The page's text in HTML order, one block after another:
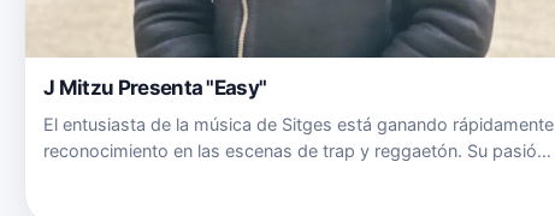
J Mitzu Presenta "Easy"
El entusiasta de la música de Sitges está ganando rápidamente
reconocimiento en las escenas de trap y reggaetón. Su pasión